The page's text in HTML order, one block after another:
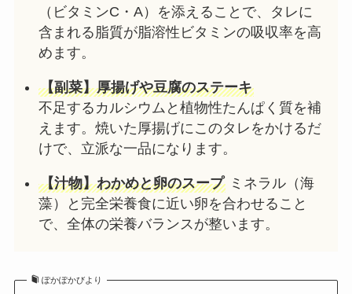
（ビタミンC・A）を添えることで、タレに
含まれる脂質が脂溶性ビタミンの吸収率を高
めます。
【副菜】厚揚げや豆腐のステーキ
不足するカルシウムと植物性たんぱく質を補
えます。焼いた厚揚げにこのタレをかけるだ
けで、立派な一品になります。
【汁物】わかめと卵のスープ ミネラル（海
藻）と完全栄養食に近い卵を合わせること
で、全体の栄養バランスが整います。
ぽかぽかびより